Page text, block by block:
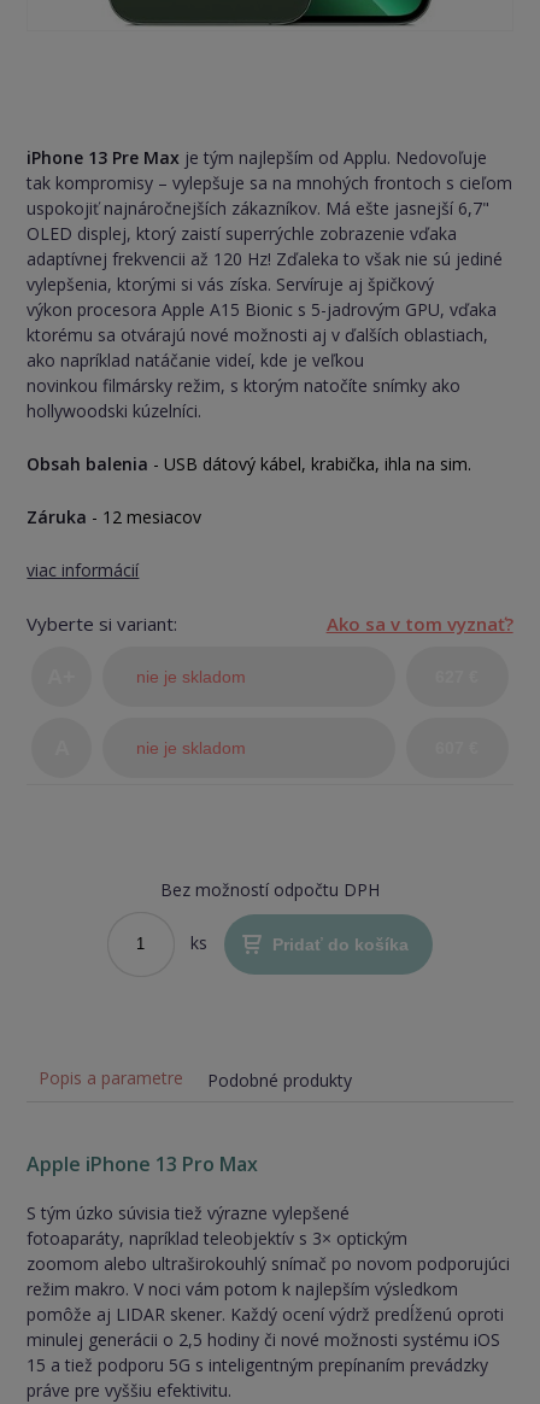
iPhone 13 Pre Max je tým najlepším od Applu. Nedovoľuje
tak kompromisy – vylepšuje sa na mnohých frontoch s cieľom
uspokojiť najnáročnejších zákazníkov. Má ešte jasnejší 6,7"
OLED displej, ktorý zaistí superrýchle zobrazenie vďaka
adaptívnej frekvencii až 120 Hz! Zďaleka to však nie sú jediné
vylepšenia, ktorými si vás získa. Servíruje aj špičkový
výkon procesora Apple A15 Bionic s 5-jadrovým GPU, vďaka
ktorému sa otvárajú nové možnosti aj v ďalších oblastiach,
ako napríklad natáčanie videí, kde je veľkou
novinkou filmársky režim, s ktorým natočíte snímky ako
hollywoodski kúzelníci.
Obsah balenia - USB dátový kábel, krabička, ihla na sim.
Záruka - 12 mesiacov
viac informácií
Vyberte si variant: Ako sa v tom vyznať?
nie je skladom
nie je skladom
Bez možností odpočtu DPH
ks Pridať do košíka
Popis a parametre Podobné produkty
Apple iPhone 13 Pro Max
S tým úzko súvisia tiež výrazne vylepšené
fotoaparáty, napríklad teleobjektív s 3× optickým
zoomom alebo ultraširokouhlý snímač po novom podporujúci
režim makro. V noci vám potom k najlepším výsledkom
pomôže aj LIDAR skener. Každý ocení výdrž predĺženú oproti
minulej generácii o 2,5 hodiny či nové možnosti systému iOS
15 a tiež podporu 5G s inteligentným prepínaním prevádzky
práve pre vyššiu efektivitu.